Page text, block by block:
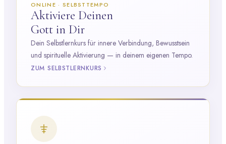
ONLINE · SELBSTTEMPO
Aktiviere Deinen
Gott in Dir
Dein Selbstlernkurs für innere Verbindung, Bewusstsein
und spirituelle Aktivierung — in deinem eigenen Tempo.
ZUM SELBSTLERNKURS